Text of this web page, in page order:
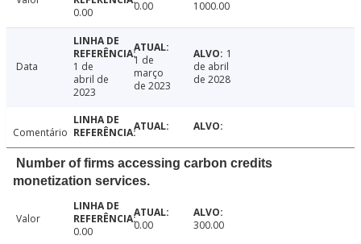
0.00
0.00 1000.00
Data
1 de
abril de
2023
1 de
março
de 2023
1
de abril
de 2028
Comentário
Number of firms accessing carbon credits
monetization services.
Valor
0.00
0.00 300.00